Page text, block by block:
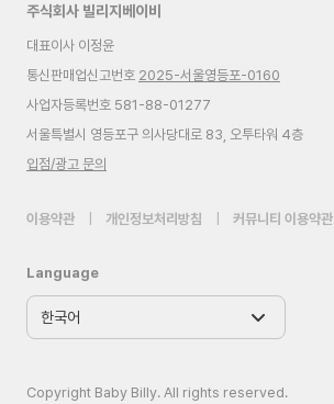
주식회사 빌리지베이비
대표이사 이정윤
통신판매업신고번호 2025-서울영등포-0160
사업자등록번호 581-88-01277
서울특별시 영등포구 의사당대로 83, 오투타워 4층
입점/광고 문의
이용약관 개인정보처리방침 커뮤니티 이용약관
Language
Copyright Baby Billy. All rights reserved.